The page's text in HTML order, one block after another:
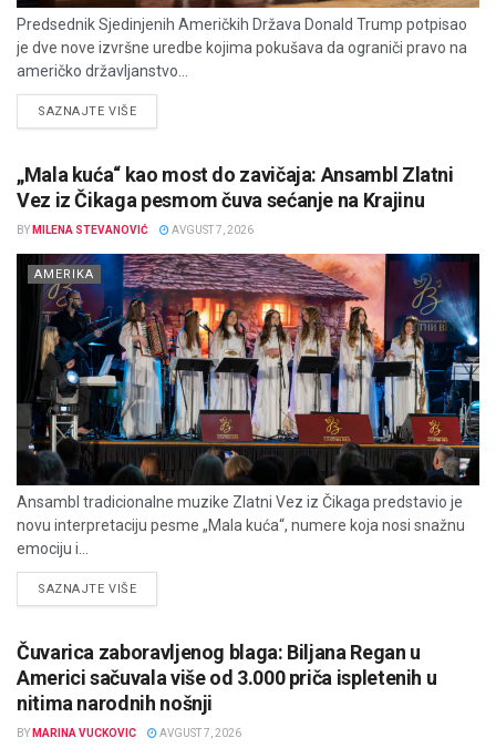
Predsednik Sjedinjenih Američkih Država Donald Trump potpisao
je dve nove izvršne uredbe kojima pokušava da ograniči pravo na
američko državljanstvo...
SAZNAJTE VIŠEDETAILS
„Mala kuća“ kao most do zavičaja: Ansambl Zlatni
Vez iz Čikaga pesmom čuva sećanje na Krajinu
BY MILENA STEVANOVIĆ AVGUST 7, 2026
AMERIKA
Ansambl tradicionalne muzike Zlatni Vez iz Čikaga predstavio je
novu interpretaciju pesme „Mala kuća“, numere koja nosi snažnu
emociju i...
SAZNAJTE VIŠEDETAILS
Čuvarica zaboravljenog blaga: Biljana Regan u
Americi sačuvala više od 3.000 priča ispletenih u
nitima narodnih nošnji
BY MARINA VUCKOVIC AVGUST 7, 2026